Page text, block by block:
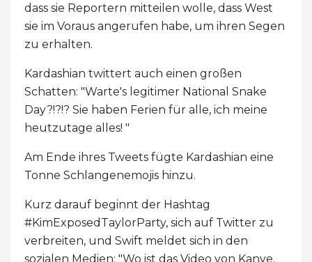
dass sie Reportern mitteilen wolle, dass West
sie im Voraus angerufen habe, um ihren Segen
zu erhalten.
Kardashian twittert auch einen großen
Schatten: "Warte's legitimer National Snake
Day?!?!? Sie haben Ferien für alle, ich meine
heutzutage alles! "
Am Ende ihres Tweets fügte Kardashian eine
Tonne Schlangenemojis hinzu.
Kurz darauf beginnt der Hashtag
#KimExposedTaylorParty, sich auf Twitter zu
verbreiten, und Swift meldet sich in den
sozialen Medien: "Wo ist das Video von Kanye,